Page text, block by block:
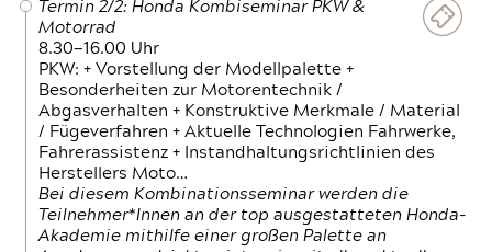
Termin 2/2: Honda Kombiseminar PKW &
Motorrad
8.30—16.00 Uhr
PKW: + Vorstellung der Modellpalette +
Besonderheiten zur Motorentechnik /
Abgasverhalten + Konstruktive Merkmale / Material
/ Fügeverfahren + Aktuelle Technologien Fahrwerke,
Fahrerassistenz + Instandhaltungsrichtlinien des
Herstellers Moto…
Bei diesem Kombinationsseminar werden die
Teilnehmer*Innen an der top ausgestatteten Honda-
Akademie mithilfe einer großen Palette an